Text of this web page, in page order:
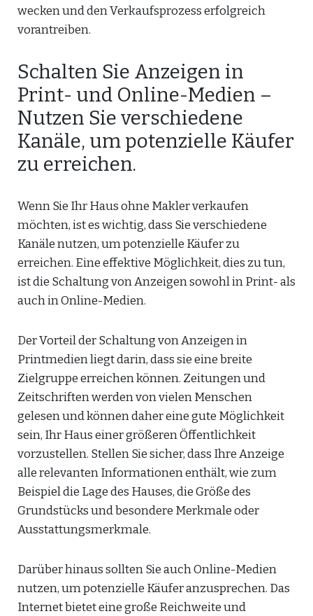
wecken und den Verkaufsprozess erfolgreich
vorantreiben.
Schalten Sie Anzeigen in
Print- und Online-Medien –
Nutzen Sie verschiedene
Kanäle, um potenzielle Käufer
zu erreichen.
Wenn Sie Ihr Haus ohne Makler verkaufen
möchten, ist es wichtig, dass Sie verschiedene
Kanäle nutzen, um potenzielle Käufer zu
erreichen. Eine effektive Möglichkeit, dies zu tun,
ist die Schaltung von Anzeigen sowohl in Print- als
auch in Online-Medien.
Der Vorteil der Schaltung von Anzeigen in
Printmedien liegt darin, dass sie eine breite
Zielgruppe erreichen können. Zeitungen und
Zeitschriften werden von vielen Menschen
gelesen und können daher eine gute Möglichkeit
sein, Ihr Haus einer größeren Öffentlichkeit
vorzustellen. Stellen Sie sicher, dass Ihre Anzeige
alle relevanten Informationen enthält, wie zum
Beispiel die Lage des Hauses, die Größe des
Grundstücks und besondere Merkmale oder
Ausstattungsmerkmale.
Darüber hinaus sollten Sie auch Online-Medien
nutzen, um potenzielle Käufer anzusprechen. Das
Internet bietet eine große Reichweite und